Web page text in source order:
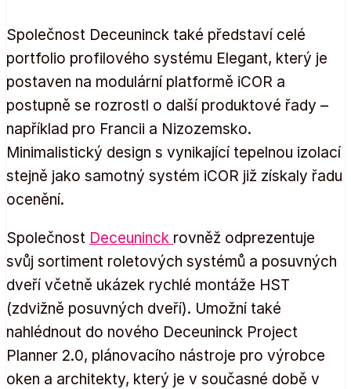
Společnost Deceuninck také představí celé
portfolio profilového systému Elegant, který je
postaven na modulární platformě iCOR a
postupně se rozrostl o další produktové řady –
například pro Francii a Nizozemsko.
Minimalistický design s vynikající tepelnou izolací
stejně jako samotný systém iCOR již získaly řadu
ocenění.
Společnost Deceuninck rovněž odprezentuje
svůj sortiment roletových systémů a posuvných
dveří včetně ukázek rychlé montáže HST
(zdvižně posuvných dveří). Umožní také
nahlédnout do nového Deceuninck Project
Planner 2.0, plánovacího nástroje pro výrobce
oken a architekty, který je v současné době v